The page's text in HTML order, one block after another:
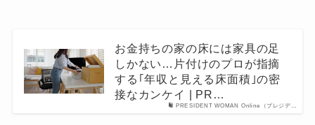
PRESIDENT WOMAN Online（プレジデ…
お金持ちの家の床には家具の足
しかない…片付けのプロが指摘
する｢年収と見える床面積｣の密
接なカンケイ | PR…